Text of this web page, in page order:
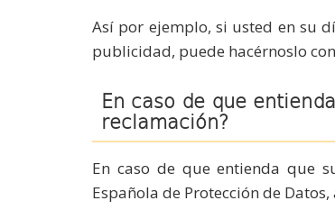
Así por ejemplo, si usted en su
publicidad, puede hacérnoslo
En caso de que
reclamación?
En caso de que entienda que
Española de Protección de